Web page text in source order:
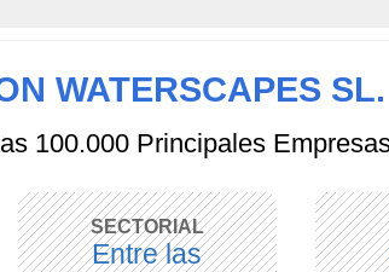
WATERSCAPES SL.
100.000 Principales
SECTORIAL
Entre las